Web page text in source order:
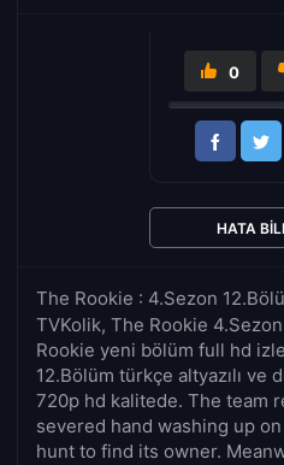
The Rookie : 4.Sezon
TVKolik, The Rookie
Rookie yeni bölüm full hd
12.Bölüm türkçe altyazılı ve
720p hd kalitede. The team
severed hand washing up
hunt to find its owner.
0
HATA